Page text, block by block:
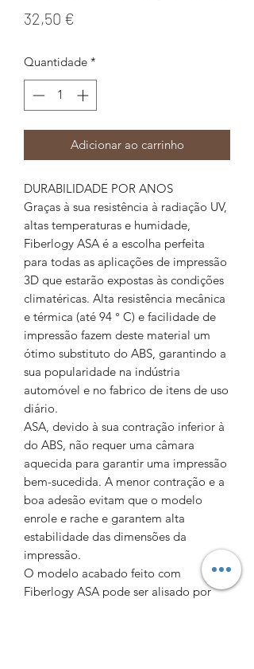
32,50 €
Quantidade *
Adicionar ao carrinho
DURABILIDADE POR ANOS
Graças à sua resistência à radiação UV,
altas temperaturas e humidade,
Fiberlogy ASA é a escolha perfeita
para todas as aplicações de impressão
3D que estarão expostas às condições
climatéricas. Alta resistência mecânica
e térmica (até 94 ° C) e facilidade de
impressão fazem deste material um
ótimo substituto do ABS, garantindo a
sua popularidade na indústria
automóvel e no fabrico de itens de uso
diário.
ASA, devido à sua contração inferior à
do ABS, não requer uma câmara
aquecida para garantir uma impressão
bem-sucedida. A menor contração e a
boa adesão evitam que o modelo
enrole e rache e garantem alta
estabilidade das dimensões da
impressão.
O modelo acabado feito com
Fiberlogy ASA pode ser alisado por